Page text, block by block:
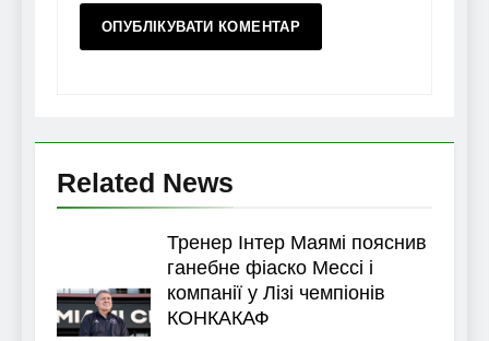
Related News
Тренер Інтер Маямі пояснив
ганебне фіаско Мессі і
компанії у Лізі чемпіонів
КОНКАКАФ